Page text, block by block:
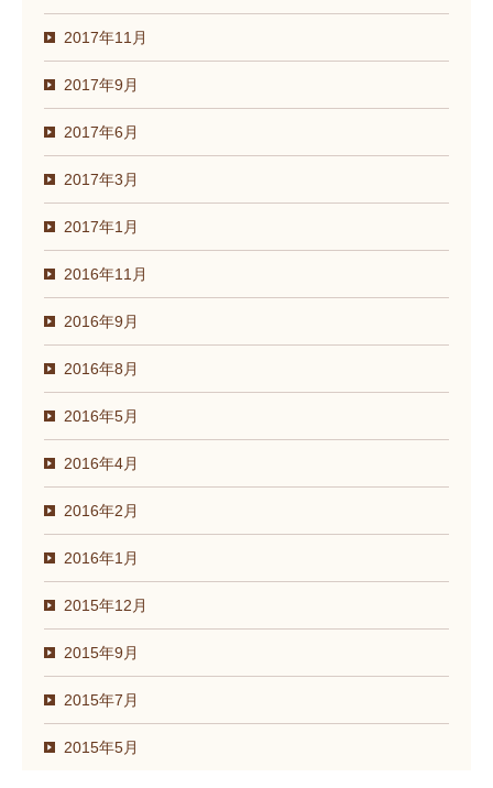
2017年11月
2017年9月
2017年6月
2017年3月
2017年1月
2016年11月
2016年9月
2016年8月
2016年5月
2016年4月
2016年2月
2016年1月
2015年12月
2015年9月
2015年7月
2015年5月